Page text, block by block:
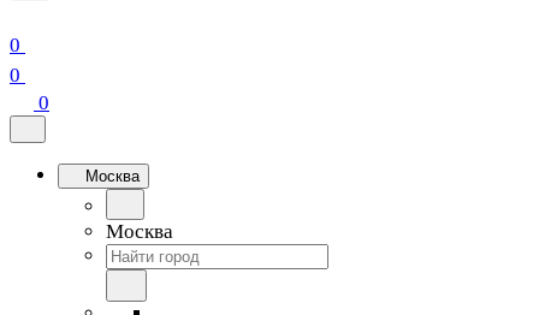
0
0
0
Москва
Москва